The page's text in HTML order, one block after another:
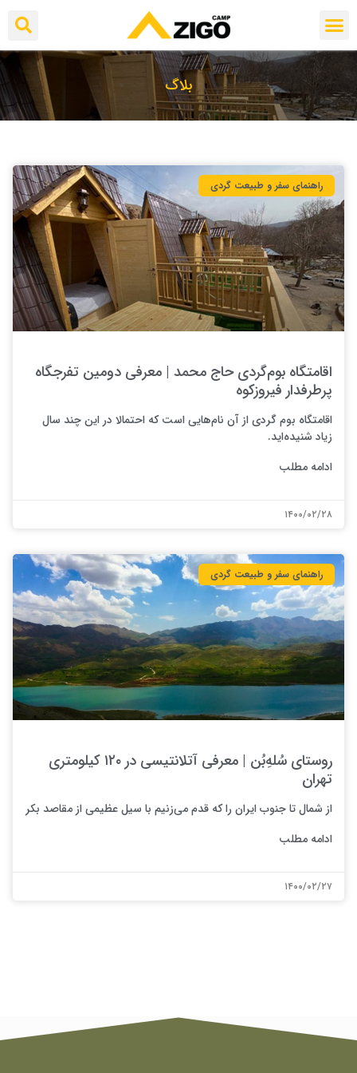
بلاگ
راهنمای سفر و طبیعت گردی
اقامتگاه بوم‌گردی حاج محمد | معرفی دومین تفرجگاه
پرطرفدار فیروزکوه
اقامتگاه بوم گردی از آن نام‌هایی است که احتمالا در این چند سال
زیاد شنیده‌اید.
ادامه مطلب
۱۴۰۰/۰۲/۲۸
راهنمای سفر و طبیعت گردی
روستای سُلهِ‌بُن | معرفی آتلانتیسی در ۱۲۰ کیلومتری
تهران
از شمال تا جنوب ایران را که قدم می‌زنیم با سیل عظیمی از مقاصد بکر
ادامه مطلب
۱۴۰۰/۰۲/۲۷